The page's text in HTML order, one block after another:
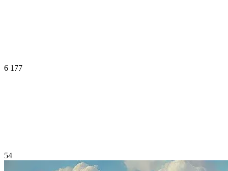
6 177
54